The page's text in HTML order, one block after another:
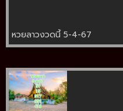
หวยลาวงวดนี้ 5-4-67